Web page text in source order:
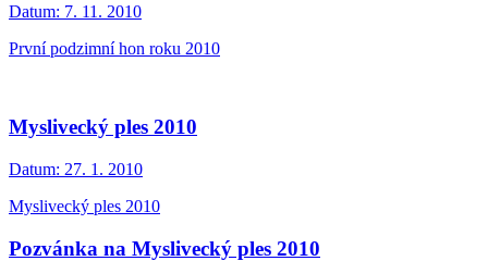
Datum: 7. 11. 2010
První podzimní hon roku 2010
Myslivecký ples 2010
Datum: 27. 1. 2010
Myslivecký ples 2010
Pozvánka na Myslivecký ples 2010